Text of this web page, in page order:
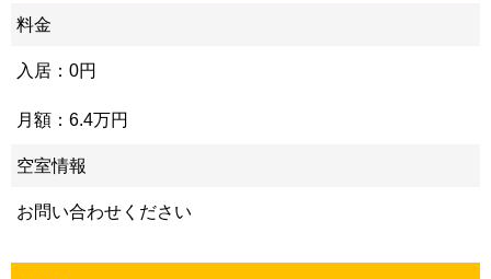
料金
入居：0円
月額：6.4万円
空室情報
お問い合わせください